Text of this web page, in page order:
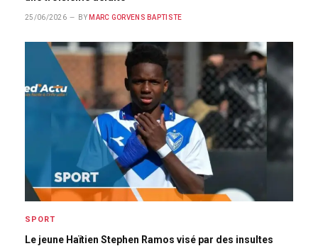
25/06/2026 BY MARC GORVENS BAPTISTE
SPORT
Le jeune Haïtien Stephen Ramos visé par des insultes